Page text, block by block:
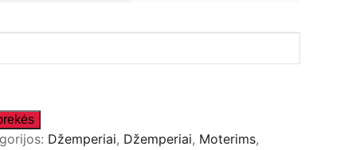
Džemperiai, Džemperiai, Moterims,